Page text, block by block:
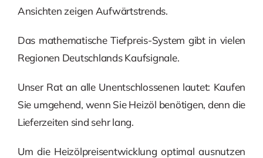
Ansichten zeigen Aufwärtstrends.
Das mathematische Tiefpreis-System gibt in vielen
Regionen Deutschlands Kaufsignale.
Unser Rat an alle Unentschlossenen lautet: Kaufen
Sie umgehend, wenn Sie Heizöl benötigen, denn die
Lieferzeiten sind sehr lang.
Um die Heizölpreisentwicklung optimal ausnutzen